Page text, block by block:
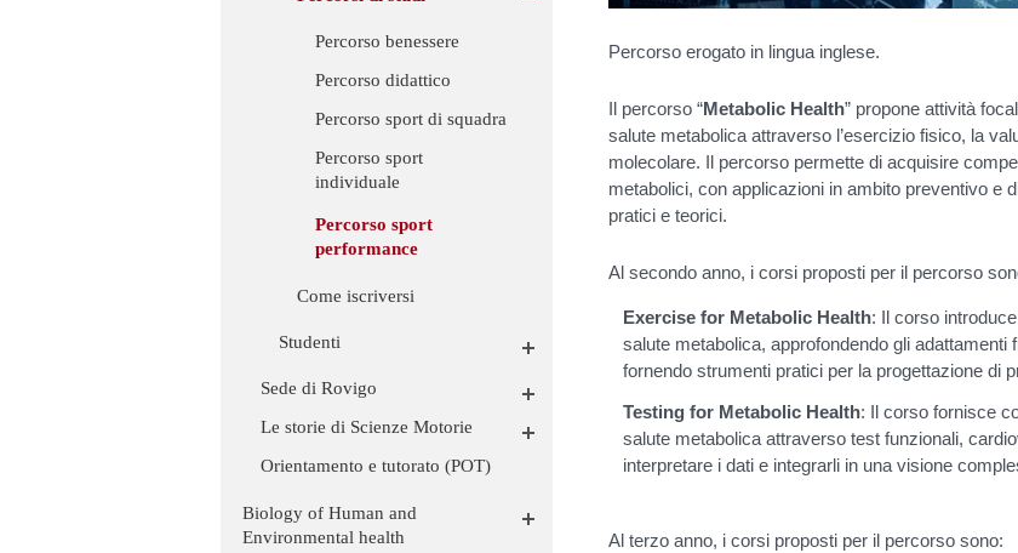
Percorso benessere
Percorso didattico
Percorso sport di squadra
Percorso sport
individuale
Percorso sport
performance
Come iscriversi
Studenti
Sede di Rovigo
Le storie di Scienze Motorie
Orientamento e tutorato (POT)
Biology of Human and
Environmental health
Percorso erogato in lingua inglese.
Il percorso “Metabolic Health” propone attività
salute metabolica attraverso l’esercizio fisico, la
molecolare. Il percorso permette di acquisire
metabolici, con applicazioni in ambito preventivo e
pratici e teorici.
Al secondo anno, i corsi proposti per il percorso
Exercise for Metabolic Health: Il corso
salute metabolica, approfondendo gli adattamenti
fornendo strumenti pratici per la progettazione di
Testing for Metabolic Health: Il corso fornisce
salute metabolica attraverso test funzionali,
interpretare i dati e integrarli in una visione
Al terzo anno, i corsi proposti per il percorso sono: